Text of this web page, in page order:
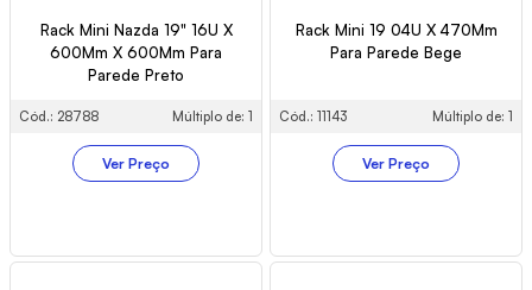
Rack Mini Nazda 19" 16U X
600Mm X 600Mm Para
Parede Preto
Cód.: 28788 Múltiplo de: 1
Ver Preço
Rack Mini 19 04U X 470Mm
Para Parede Bege
Cód.: 11143 Múltiplo de: 1
Ver Preço